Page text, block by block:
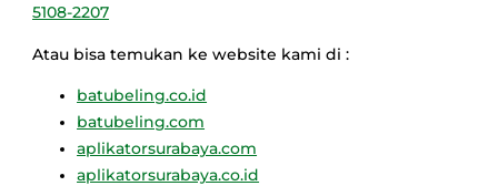
5108-2207
Atau bisa temukan ke website kami di :
batubeling.co.id
batubeling.com
aplikatorsurabaya.com
aplikatorsurabaya.co.id